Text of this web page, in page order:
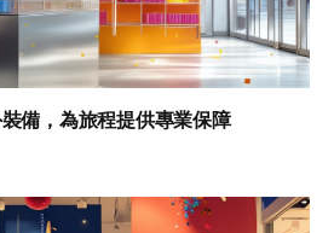
備，為旅程提供專業保障